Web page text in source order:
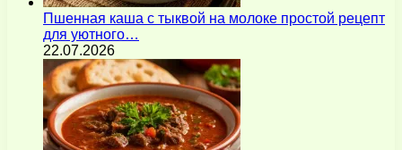
Пшенная каша с тыквой на молоке простой рецепт
для уютного…
22.07.2026